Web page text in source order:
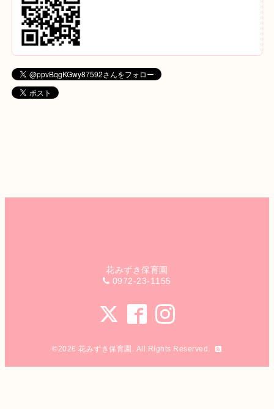
花みずき保育園
0972-23-1155
©2026花みずき保育園 . All Rights Reserved.